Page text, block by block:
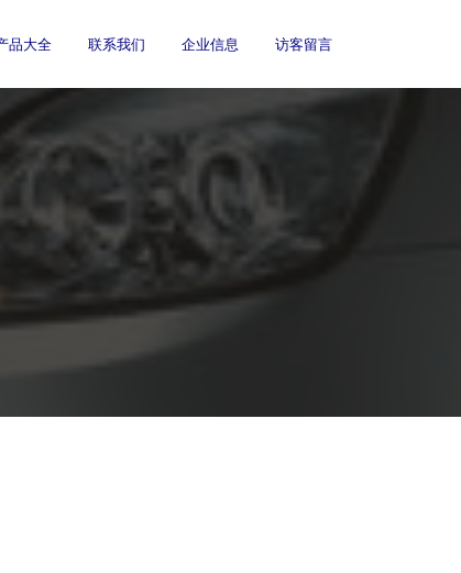
品大全 联系我们 企业信息 访客留言